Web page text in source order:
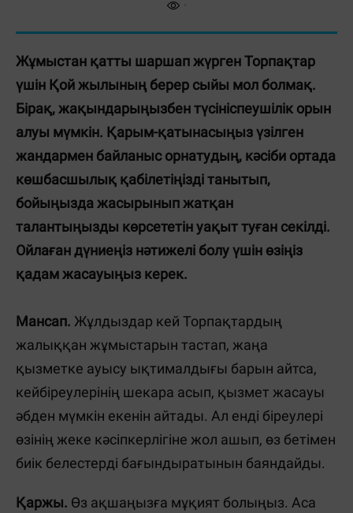
Жұмыстан қатты шаршап жүрген Торпақтар
үшін Қой жылының берер сыйы мол болмақ.
Бірақ, жақындарыңызбен түсініспеушілік орын
алуы мүмкін. Қарым-қатынасыңыз үзілген
жандармен байланыс орнатудың, кәсіби ортада
көшбасшылық қабілетіңізді танытып,
бойыңызда жасырынып жатқан
талантыңызды көрсететін уақыт туған секілді.
Ойлаған дүниеңіз нәтижелі болу үшін өзіңіз
қадам жасауыңыз керек.
Мансап. Жұлдыздар кей Торпақтардың
жалыққан жұмыстарын тастап, жаңа
қызметке ауысу ықтималдығы барын айтса,
кейбіреулерінің шекара асып, қызмет жасауы
әбден мүмкін екенін айтады. Ал енді біреулері
өзінің жеке кәсіпкерлігіне жол ашып, өз бетімен
биік белестерді бағындыратынын баяндайды.
Қаржы. Өз ақшаңызға мұқият болыңыз. Аса